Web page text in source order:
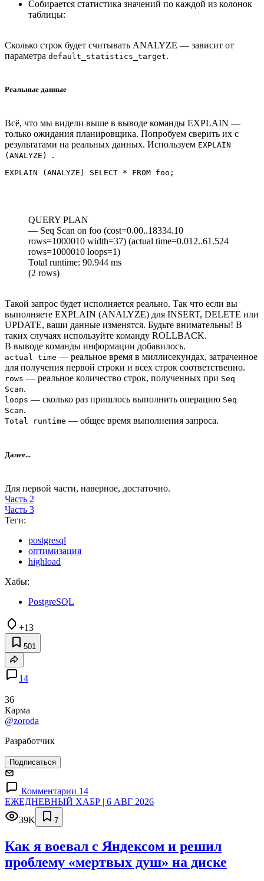
Собирается статистика значений по каждой из колонок
таблицы:
Сколько строк будет считывать ANALYZE — зависит от
параметра default_statistics_target.
Реальные данные
Всё, что мы видели выше в выводе команды EXPLAIN —
только ожидания планировщика. Попробуем сверить их с
результатами на реальных данных. Используем EXPLAIN
(ANALYZE) .
QUERY PLAN
— Seq Scan on foo (cost=0.00..18334.10
rows=1000010 width=37) (actual time=0.012..61.524
rows=1000010 loops=1)
Total runtime: 90.944 ms
(2 rows)
Такой запрос будет исполняется реально. Так что если вы
выполняете EXPLAIN (ANALYZE) для INSERT, DELETE или
UPDATE, ваши данные изменятся. Будьте внимательны! В
таких случаях используйте команду ROLLBACK.
В выводе команды информации добавилось.
actual time — реальное время в миллисекундах, затраченное
для получения первой строки и всех строк соответственно.
rows — реальное количество строк, полученных при Seq
Scan.
loops — сколько раз пришлось выполнить операцию Seq
Scan.
Total runtime — общее время выполнения запроса.
Далее...
Для первой части, наверное, достаточно.
Часть 2
Часть 3
Теги:
postgresql
оптимизация
highload
Хабы:
PostgreSQL
+13
501
14
36
Карма
@zoroda
Разработчик
Подписаться
Комментарии 14
ЕЖЕДНЕВНЫЙ ХАБР | 6 АВГ 2026
39K
7
Как я воевал с Яндексом и решил
проблему «мертвых душ» на диске